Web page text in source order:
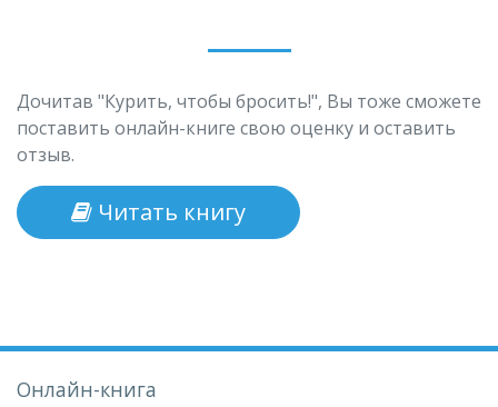
Дочитав "Курить, чтобы бросить!", Вы тоже сможете
поставить онлайн-книге свою оценку и оставить
отзыв.
Читать книгу
Онлайн-книга